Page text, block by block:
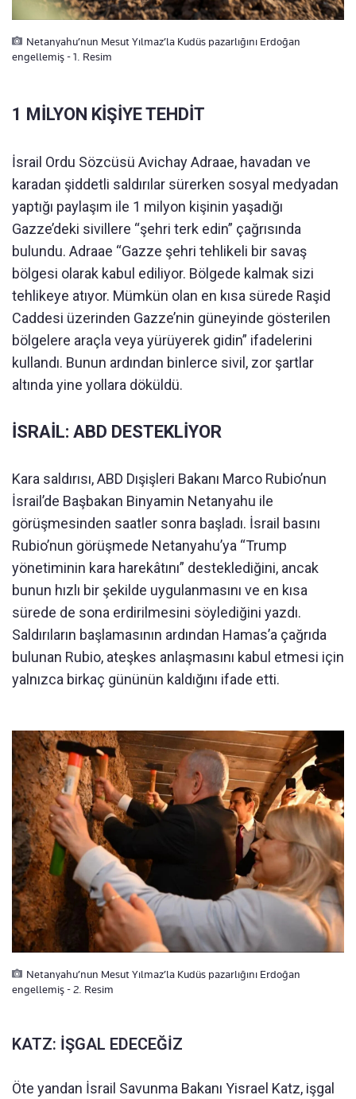
Netanyahu’nun Mesut Yılmaz’la Kudüs pazarlığını Erdoğan
engellemiş - 1. Resim
1 MİLYON KİŞİYE TEHDİT
İsrail Ordu Sözcüsü Avichay Adraae, havadan ve
karadan şiddetli saldırılar sürerken sosyal medyadan
yaptığı paylaşım ile 1 milyon kişinin yaşadığı
Gazze’deki sivillere “şehri terk edin” çağrısında
bulundu. Adraae “Gazze şehri tehlikeli bir savaş
bölgesi olarak kabul ediliyor. Bölgede kalmak sizi
tehlikeye atıyor. Mümkün olan en kısa sürede Raşid
Caddesi üzerinden Gazze’nin güneyinde gösterilen
bölgelere araçla veya yürüyerek gidin” ifadelerini
kullandı. Bunun ardından binlerce sivil, zor şartlar
altında yine yollara döküldü.
İSRAİL: ABD DESTEKLİYOR
Kara saldırısı, ABD Dışişleri Bakanı Marco Rubio’nun
İsrail’de Başbakan Binyamin Netanyahu ile
görüşmesinden saatler sonra başladı. İsrail basını
Rubio’nun görüşmede Netanyahu’ya “Trump
yönetiminin kara harekâtını” desteklediğini, ancak
bunun hızlı bir şekilde uygulanmasını ve en kısa
sürede de sona erdirilmesini söylediğini yazdı.
Saldırıların başlamasının ardından Hamas’a çağrıda
bulunan Rubio, ateşkes anlaşmasını kabul etmesi için
yalnızca birkaç gününün kaldığını ifade etti.
Netanyahu’nun Mesut Yılmaz’la Kudüs pazarlığını Erdoğan
engellemiş - 2. Resim
KATZ: İŞGAL EDECEĞİZ
Öte yandan İsrail Savunma Bakanı Yisrael Katz, işgal